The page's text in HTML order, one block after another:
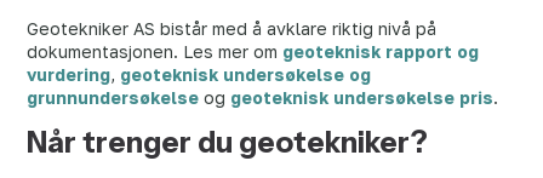
Geotekniker AS bistår med å avklare riktig nivå på
dokumentasjonen. Les mer om geoteknisk rapport og
vurdering, geoteknisk undersøkelse og
grunnundersøkelse og geoteknisk undersøkelse pris.
Når trenger du geotekniker?